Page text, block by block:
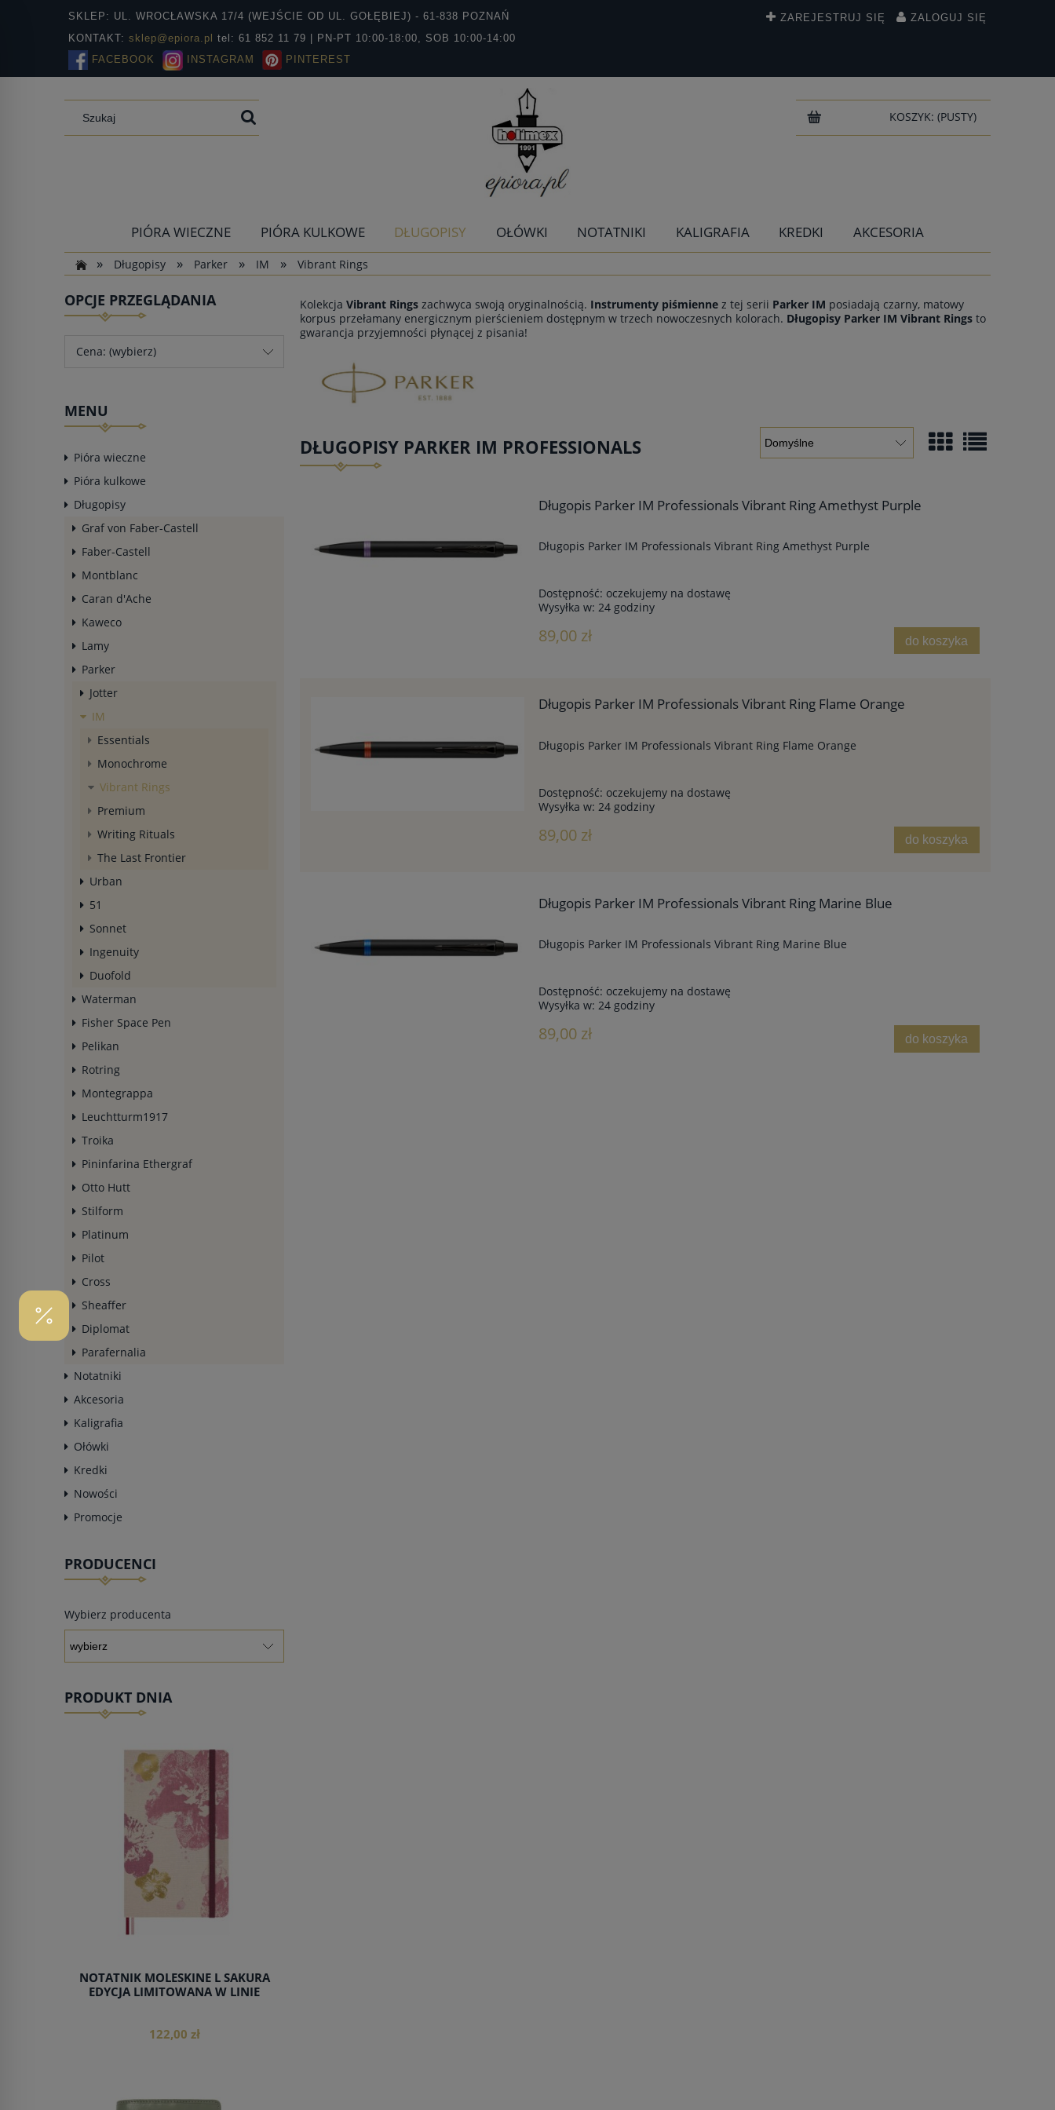
SKLEP: UL. WROCŁAWSKA 17/4 (WEJŚCIE OD UL. GOŁĘBIEJ) - 61-838 POZNAŃ
KONTAKT: sklep@epiora.pl
tel: 61 852 11 79 | PN-PT 10:00-18:00, SOB 10:00-14:00
FACEBOOK
INSTAGRAM PINTEREST
ZAREJESTRUJ SIĘ ZALOGUJ SIĘ
KOSZYK: (PUSTY)
PIÓRA WIECZNE PIÓRA KULKOWE DŁUGOPISY OŁÓWKI NOTATNIKI KALIGRAFIA KREDKI
AKCESORIA
»
Długopisy » Parker » IM » Vibrant Rings
OPCJE PRZEGLĄDANIA
Cena: (wybierz)
MENU
Pióra wieczne
Pióra kulkowe
Długopisy
Graf von Faber-Castell
Faber-Castell
Montblanc
Caran d'Ache
Kaweco
Lamy
Parker
Jotter
IM
Essentials
Monochrome
Vibrant Rings
Premium
Writing Rituals
The Last Frontier
Urban
51
Sonnet
Ingenuity
Duofold
Waterman
Fisher Space Pen
Pelikan
Rotring
Montegrappa
Leuchtturm1917
Troika
Pininfarina Ethergraf
Otto Hutt
Stilform
Platinum
Pilot
Cross
Sheaffer
Diplomat
Parafernalia
Notatniki
Akcesoria
Kaligrafia
Ołówki
Kredki
Nowości
Promocje
PRODUCENCI
Wybierz producenta
PRODUKT DNIA
NOTATNIK MOLESKINE L SAKURA
EDYCJA LIMITOWANA W LINIE
122,00 zł
Kolekcja Vibrant Rings zachwyca swoją oryginalnością. Instrumenty piśmienne z tej serii Parker IM posiadają czarny, matowy
korpus przełamany energicznym pierścieniem dostępnym w trzech nowoczesnych kolorach. Długopisy Parker IM Vibrant Rings to
gwarancja przyjemności płynącej z pisania!
DŁUGOPISY PARKER IM PROFESSIONALS
Długopis Parker IM Professionals Vibrant Ring Amethyst Purple
Długopis Parker IM Professionals Vibrant Ring Amethyst Purple
Dostępność: oczekujemy na dostawę
Wysyłka w: 24 godziny
89,00 zł do koszyka
Długopis Parker IM Professionals Vibrant Ring Flame Orange
Długopis Parker IM Professionals Vibrant Ring Flame Orange
Dostępność: oczekujemy na dostawę
Wysyłka w: 24 godziny
89,00 zł do koszyka
Długopis Parker IM Professionals Vibrant Ring Marine Blue
Długopis Parker IM Professionals Vibrant Ring Marine Blue
Dostępność: oczekujemy na dostawę
Wysyłka w: 24 godziny
89,00 zł do koszyka